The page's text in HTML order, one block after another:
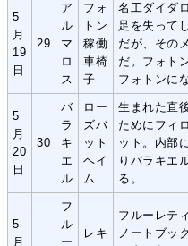
5
月
19
日
29
ア
ル
マ
ロ
ス
フォ
トン
稼働
車椅
子
名工ダイダ
足を失って
だが、その
だ。フォト
フォトンに
5
月
20
日
30
バ
ラ
キ
エ
ル
ロー
ズバ
ット
ヘイ
ム
生まれた直
ためにフィ
ット。内部
りバラキエ
る。
5
月
フ
ル
ー
レキ
フルーレテ
ノートブッ